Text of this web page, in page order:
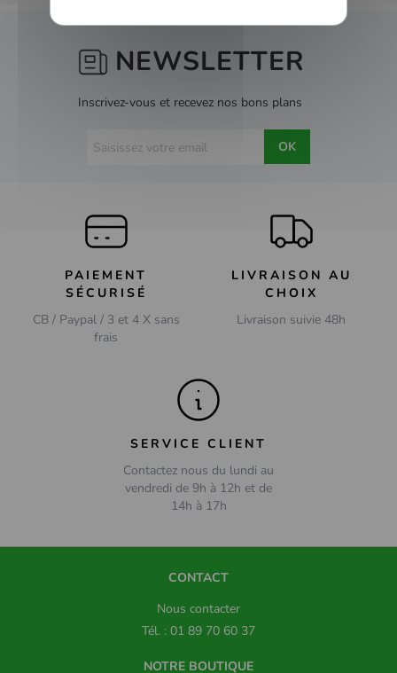
NEWSLETTER
Inscrivez-vous et recevez nos bons plans
OK
PAIEMENT
SÉCURISÉ
CB / Paypal / 3 et 4 X sans
frais
LIVRAISON AU
CHOIX
Livraison suivie 48h
SERVICE CLIENT
Contactez nous du lundi au
vendredi de 9h à 12h et de
14h à 17h
CONTACT
Nous contacter
Tél. : 01 89 70 60 37
NOTRE BOUTIQUE